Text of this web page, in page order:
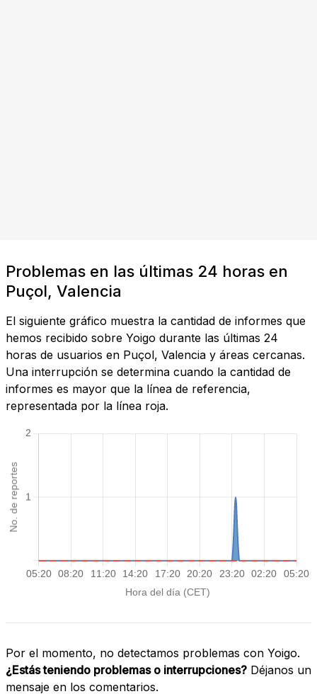
Problemas en las últimas 24 horas en
Puçol, Valencia
El siguiente gráfico muestra la cantidad de informes que
hemos recibido sobre Yoigo durante las últimas 24
horas de usuarios en Puçol, Valencia y áreas cercanas.
Una interrupción se determina cuando la cantidad de
informes es mayor que la línea de referencia,
representada por la línea roja.
Por el momento, no detectamos problemas con Yoigo.
¿Estás teniendo problemas o interrupciones? Déjanos un
mensaje en los comentarios.